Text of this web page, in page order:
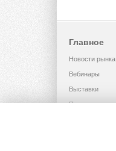
Главное
Новости рынка
Вебинары
Выставки
Помощь